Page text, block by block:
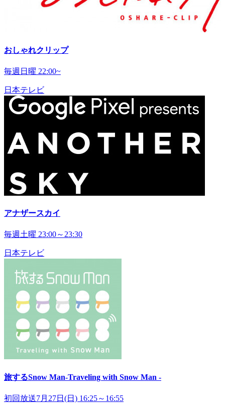
おしゃれクリップ
毎週日曜 22:00~
日本テレビ
アナザースカイ
毎週土曜 23:00～23:30
日本テレビ
旅するSnow Man‐Traveling with Snow Man -
初回放送7月27日(日) 16:25～16:55